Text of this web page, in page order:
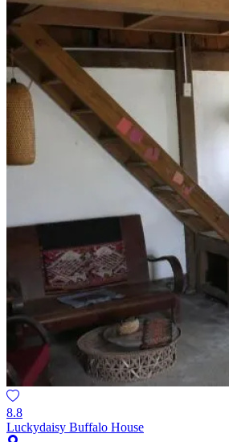
8.8
Luckydaisy Buffalo House